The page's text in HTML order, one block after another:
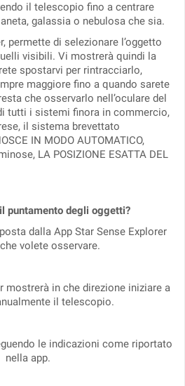
il telescopio fino a centrare
galassia o nebulosa che sia.
permette di selezionare l’oggetto
visibili. Vi mostrerà quindi la
spostarvi per rintracciarlo,
maggiore fino a quando sarete
che osservarlo nell’oculare del
tutti i sistemi finora in commercio,
il sistema brevettato
IN MODO AUTOMATICO,
LA POSIZIONE ESATTA DEL
puntamento degli oggetti?
dalla App Star Sense Explorer
volete osservare.
mostrerà in che direzione iniziare a
il telescopio.
le indicazioni come riportato
nella app.